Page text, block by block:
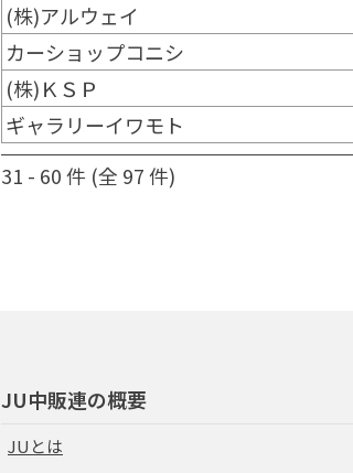
(株)アルウェイ
カーショップコニシ
(株)ＫＳＰ
ギャラリーイワモト
31 - 60 件 (全 97 件)
JU中販連の概要
JUとは